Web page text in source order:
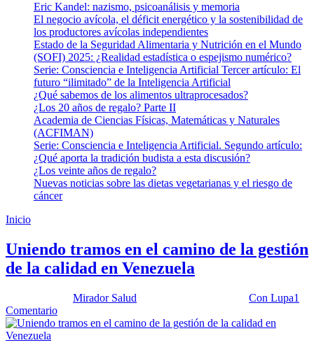
Eric Kandel: nazismo, psicoanálisis y memoria
El negocio avícola, el déficit energético y la sostenibilidad de
los productores avícolas independientes
Estado de la Seguridad Alimentaria y Nutrición en el Mundo
(SOFI) 2025: ¿Realidad estadística o espejismo numérico?
Serie: Consciencia e Inteligencia Artificial Tercer artículo: El
futuro “ilimitado” de la Inteligencia Artificial
¿Qué sabemos de los alimentos ultraprocesados?
¿Los 20 años de regalo? Parte II
Academia de Ciencias Físicas, Matemáticas y Naturales
(ACFIMAN)
Serie: Consciencia e Inteligencia Artificial. Segundo artículo:
¿Qué aporta la tradición budista a esta discusión?
¿Los veinte años de regalo?
Nuevas noticias sobre las dietas vegetarianas y el riesgo de
cáncer
Inicio
Uniendo tramos en el camino de la gestión
de la calidad en Venezuela
Mirador Salud Con Lupa1
Comentario